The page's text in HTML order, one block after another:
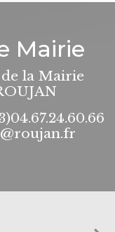
Mairie
de la Mairie